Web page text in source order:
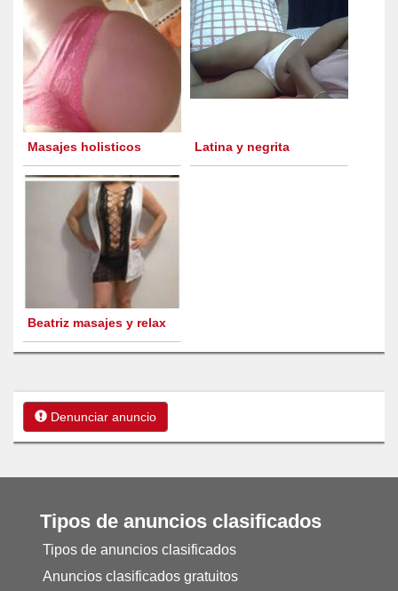
Masajes holisticos Latina y negrita
Beatriz masajes y relax
Denunciar anuncio
Tipos de anuncios clasificados
Tipos de anuncios clasificados
Anuncios clasificados gratuitos